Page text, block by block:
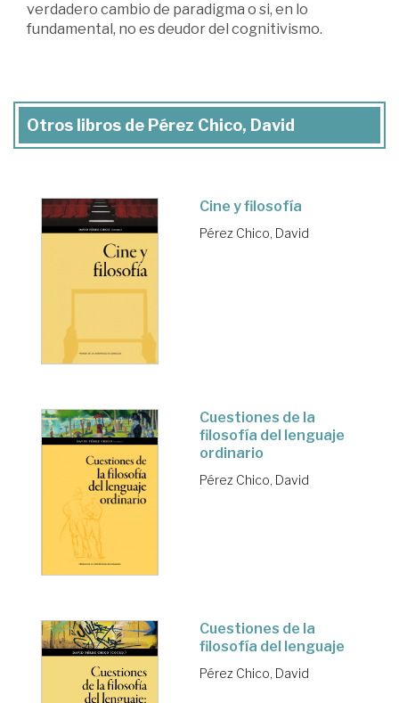
verdadero cambio de paradigma o si, en lo
fundamental, no es deudor del cognitivismo.
Otros libros de Pérez Chico, David
Cine y filosofía
Pérez Chico, David
Cuestiones de la
filosofía del lenguaje
ordinario
Pérez Chico, David
Cuestiones de la
filosofía del lenguaje
Pérez Chico, David